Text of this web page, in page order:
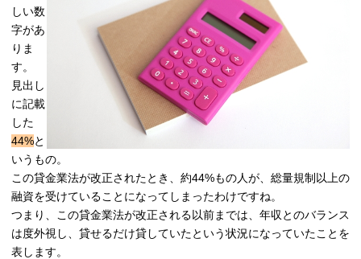
しい数
字があ
りま
す。
見出し
に記載
した
44%と
いうもの。
この貸金業法が改正されたとき、約44%もの人が、総量規制以上の
融資を受けていることになってしまったわけですね。
つまり、この貸金業法が改正される以前までは、年収とのバランス
は度外視し、貸せるだけ貸していたという状況になっていたことを
表します。